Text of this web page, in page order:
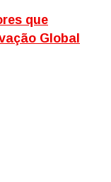
que
Global